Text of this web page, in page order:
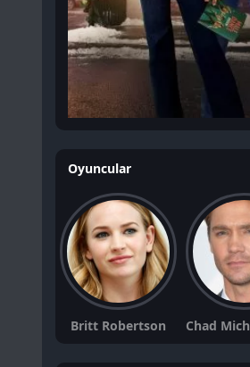
Oyuncular
Britt Robertson